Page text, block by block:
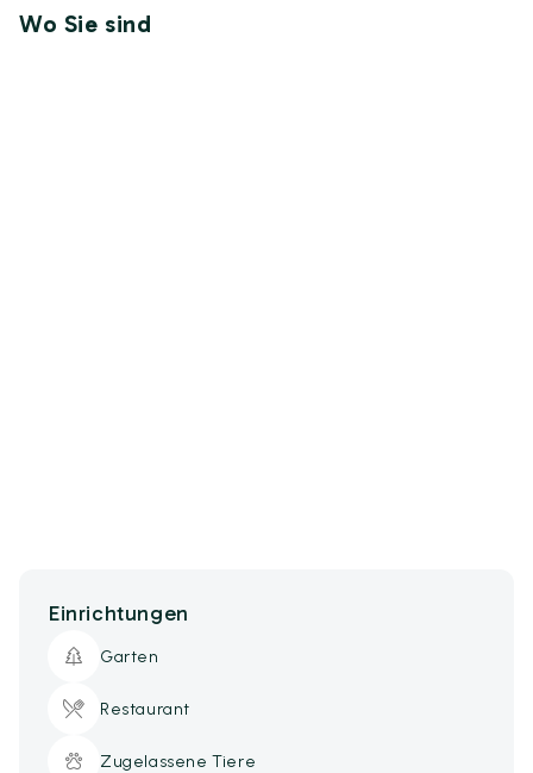
Wo Sie sind
Einrichtungen
Garten
Restaurant
Zugelassene Tiere